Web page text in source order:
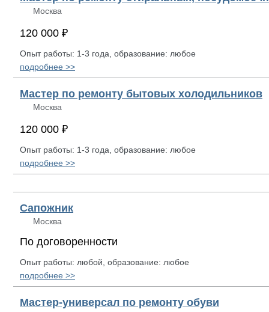
Москва
120 000 ₽
Опыт работы: 1-3 года, образование: любое
подробнее >>
Мастер по ремонту бытовых холодильников
Москва
120 000 ₽
Опыт работы: 1-3 года, образование: любое
подробнее >>
Сапожник
Москва
По договоренности
Опыт работы: любой, образование: любое
подробнее >>
Мастер-универсал по ремонту обуви